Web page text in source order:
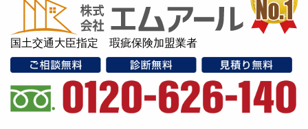
国土交通大臣指定 瑕疵保険加盟業者